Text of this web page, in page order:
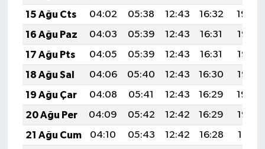
15 Ağu Cts
04:02 05:38 12:43 16:32
19:39
16 Ağu Paz
04:03 05:39 12:43 16:31
19:38
17 Ağu Pts
04:05 05:39 12:43 16:31
19:37
18 Ağu Sal
04:06 05:40 12:43 16:30
19:35
19 Ağu Çar
04:08 05:41 12:43 16:29
19:34
20 Ağu Per
04:09 05:42 12:42 16:29
19:32
21 Ağu Cum
04:10 05:43 12:42 16:28
19:31
Yemek Tarifleri